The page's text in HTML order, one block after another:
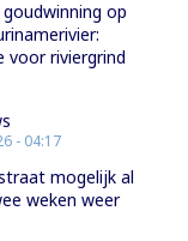
op
voor riviergrind
- 04:17
mogelijk al
weken weer